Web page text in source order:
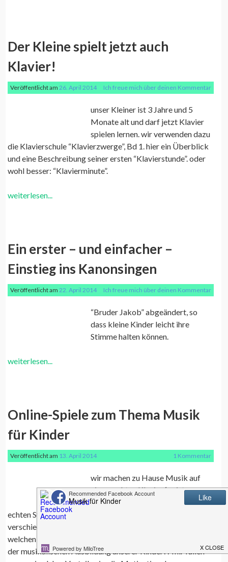
Der Kleine spielt jetzt auch
Klavier!
Veröffentlicht am26. April 2014 Ich freue mich über deinen Kommentar
unser Kleiner ist 3 Jahre und 5
Monate alt und darf jetzt Klavier
spielen lernen. wir verwenden dazu
die Klavierschule “Klavierzwerge”, Bd 1. hier ein Überblick
und eine Beschreibung seiner ersten “Klavierstunde”. oder
wohl besser: “Klavierminute”.
weiterlesen...
Ein erster – und einfacher –
Einstieg ins Kanonsingen
Veröffentlicht am22. April 2014 Ich freue mich über deinen Kommentar
“Bruder Jakob” abgeändert, so
dass kleine Kinder leicht ihre
Stimme halten können.
weiterlesen...
Online-Spiele zum Thema Musik
für Kinder
Veröffentlicht am 13. April 2014 1 Kommentar
wir machen zu Hause Musik auf
einem echten Klavier (es ist sogar
ein Flügel) und singen mit unseren
echten Stimmen. zum Lärmmachen haben wir ferner
verschiedene Rhythmusinstrumente, und zwar, genau, echte.
welchen Vorteil sollte dann wohl ein Computer bringen in
der musikalischen Ausbildung unserer Kinder?? mir fallen